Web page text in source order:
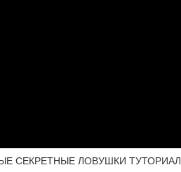
СЕКРЕТНЫЕ ЛОВУШКИ ТУТОРИАЛ